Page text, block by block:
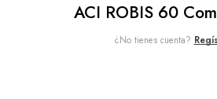
ACI ROBIS 60
¿No tienes cuenta?